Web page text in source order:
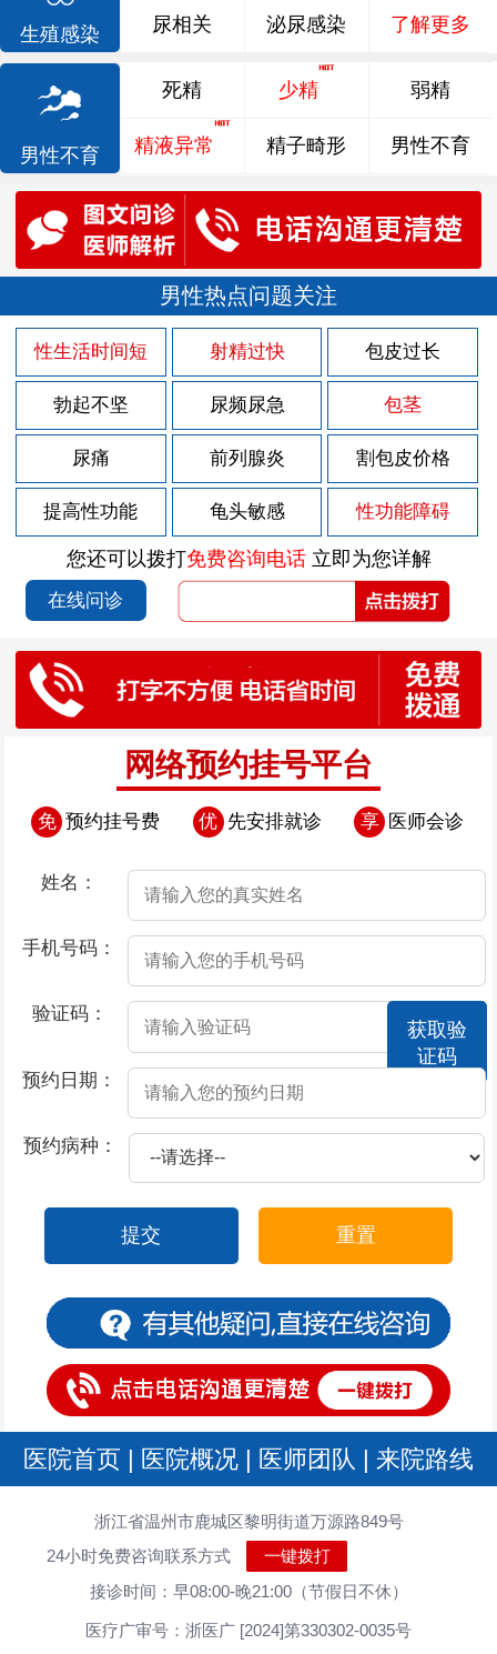
生殖感染 尿相关 泌尿感染 了解更多
男性不育
死精 少精 弱精
精液异常 精子畸形 男性不育
男性热点问题关注
性生活时间短 射精过快 包皮过长
勃起不坚 尿频尿急 包茎
尿痛 前列腺炎 割包皮价格
提高性功能 龟头敏感 性功能障碍
您还可以拨打免费咨询电话立即为您详解
在线问诊
网络预约挂号平台
免 预约挂号费 优 先安排就诊 享 医师会诊
姓名：
手机号码：
验证码：
获取验
证码
预约日期：
预约病种：
提交 重置
医院首页 | 医院概况 | 医师团队 | 来院路线
浙江省温州市鹿城区黎明街道万源路849号
24小时免费咨询联系方式
一键拨打
接诊时间：早08:00-晚21:00（节假日不休）
医疗广审号：浙医广 [2024]第330302-0035号